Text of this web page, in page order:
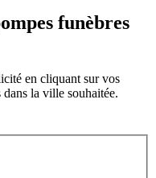
funèbres
en cliquant sur vos
la ville souhaitée.